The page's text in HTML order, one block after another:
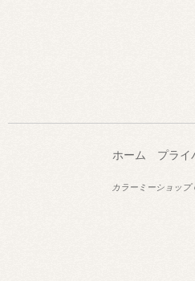
ホーム プライ
カラーミーショップ